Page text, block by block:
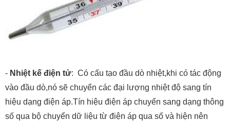
- Nhiệt kế điện tử: Có cấu tạo đầu dò nhiệt,khi có tác động
vào đầu dò,nó sẽ chuyển các đại lượng nhiệt độ sang tín
hiệu dạng điện áp.Tín hiệu điện áp chuyển sang dạng thông
số qua bộ chuyển dữ liệu từ điện áp qua số và hiện nên